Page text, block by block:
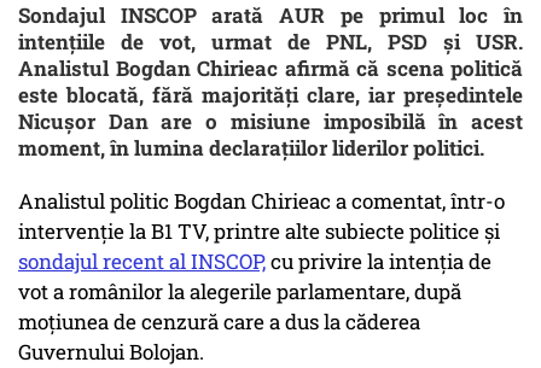
Sondajul INSCOP arată AUR pe primul loc în
intențiile de vot, urmat de PNL, PSD și USR.
Analistul Bogdan Chirieac afirmă că scena politică
este blocată, fără majorități clare, iar președintele
Nicușor Dan are o misiune imposibilă în acest
moment, în lumina declarațiilor liderilor politici.
Analistul politic Bogdan Chirieac a comentat, într-o
intervenție la B1 TV, printre alte subiecte politice și
sondajul recent al INSCOP,cu privire la intenția de
vot a românilor la alegerile parlamentare, după
moțiunea de cenzură care a dus la căderea
Guvernului Bolojan.